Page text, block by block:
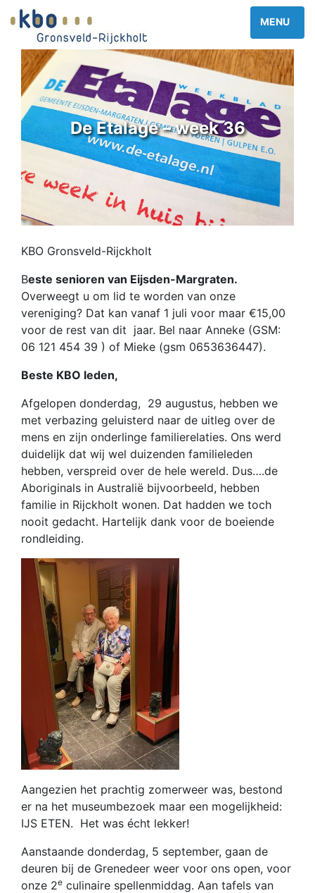
De Etalage – week 36
KBO Gronsveld-Rijckholt
Beste senioren van Eijsden-Margraten.
Overweegt u om lid te worden van onze
vereniging? Dat kan vanaf 1 juli voor maar €15,00
voor de rest van dit jaar. Bel naar Anneke (GSM:
06 121 454 39 ) of Mieke (gsm 0653636447).
Beste KBO leden,
Afgelopen donderdag, 29 augustus, hebben we
met verbazing geluisterd naar de uitleg over de
mens en zijn onderlinge familierelaties. Ons werd
duidelijk dat wij wel duizenden familieleden
hebben, verspreid over de hele wereld. Dus….de
Aboriginals in Australië bijvoorbeeld, hebben
familie in Rijckholt wonen. Dat hadden we toch
nooit gedacht. Hartelijk dank voor de boeiende
rondleiding.
Aangezien het prachtig zomerweer was, bestond
er na het museumbezoek maar een mogelijkheid:
IJS ETEN. Het was écht lekker!
Aanstaande donderdag, 5 september, gaan de
deuren bij de Grenedeer weer voor ons open, voor
onze 2e culinaire spellenmiddag. Aan tafels van